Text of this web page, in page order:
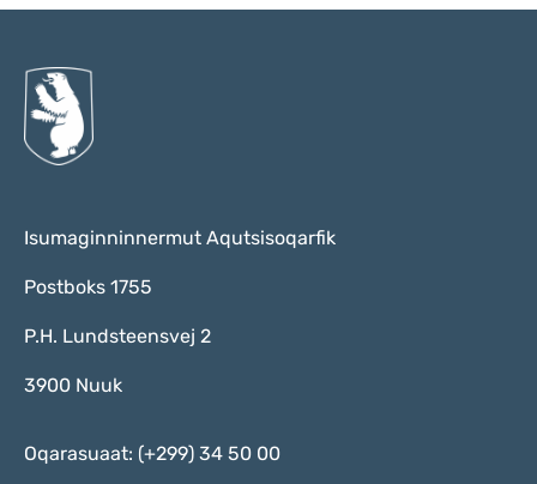
Isumaginninnermut Aqutsisoqarfik
Postboks 1755
P.H. Lundsteensvej 2
3900 Nuuk
Oqarasuaat: (+299) 34 50 00